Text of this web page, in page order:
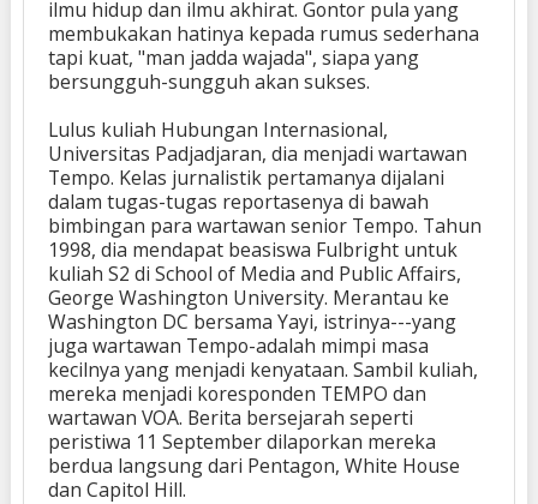
ilmu hidup dan ilmu akhirat. Gontor pula yang
membukakan hatinya kepada rumus sederhana
tapi kuat, "man jadda wajada", siapa yang
bersungguh-sungguh akan sukses.
Lulus kuliah Hubungan Internasional,
Universitas Padjadjaran, dia menjadi wartawan
Tempo. Kelas jurnalistik pertamanya dijalani
dalam tugas-tugas reportasenya di bawah
bimbingan para wartawan senior Tempo. Tahun
1998, dia mendapat beasiswa Fulbright untuk
kuliah S2 di School of Media and Public Affairs,
George Washington University. Merantau ke
Washington DC bersama Yayi, istrinya---yang
juga wartawan Tempo-adalah mimpi masa
kecilnya yang menjadi kenyataan. Sambil kuliah,
mereka menjadi koresponden TEMPO dan
wartawan VOA. Berita bersejarah seperti
peristiwa 11 September dilaporkan mereka
berdua langsung dari Pentagon, White House
dan Capitol Hill.